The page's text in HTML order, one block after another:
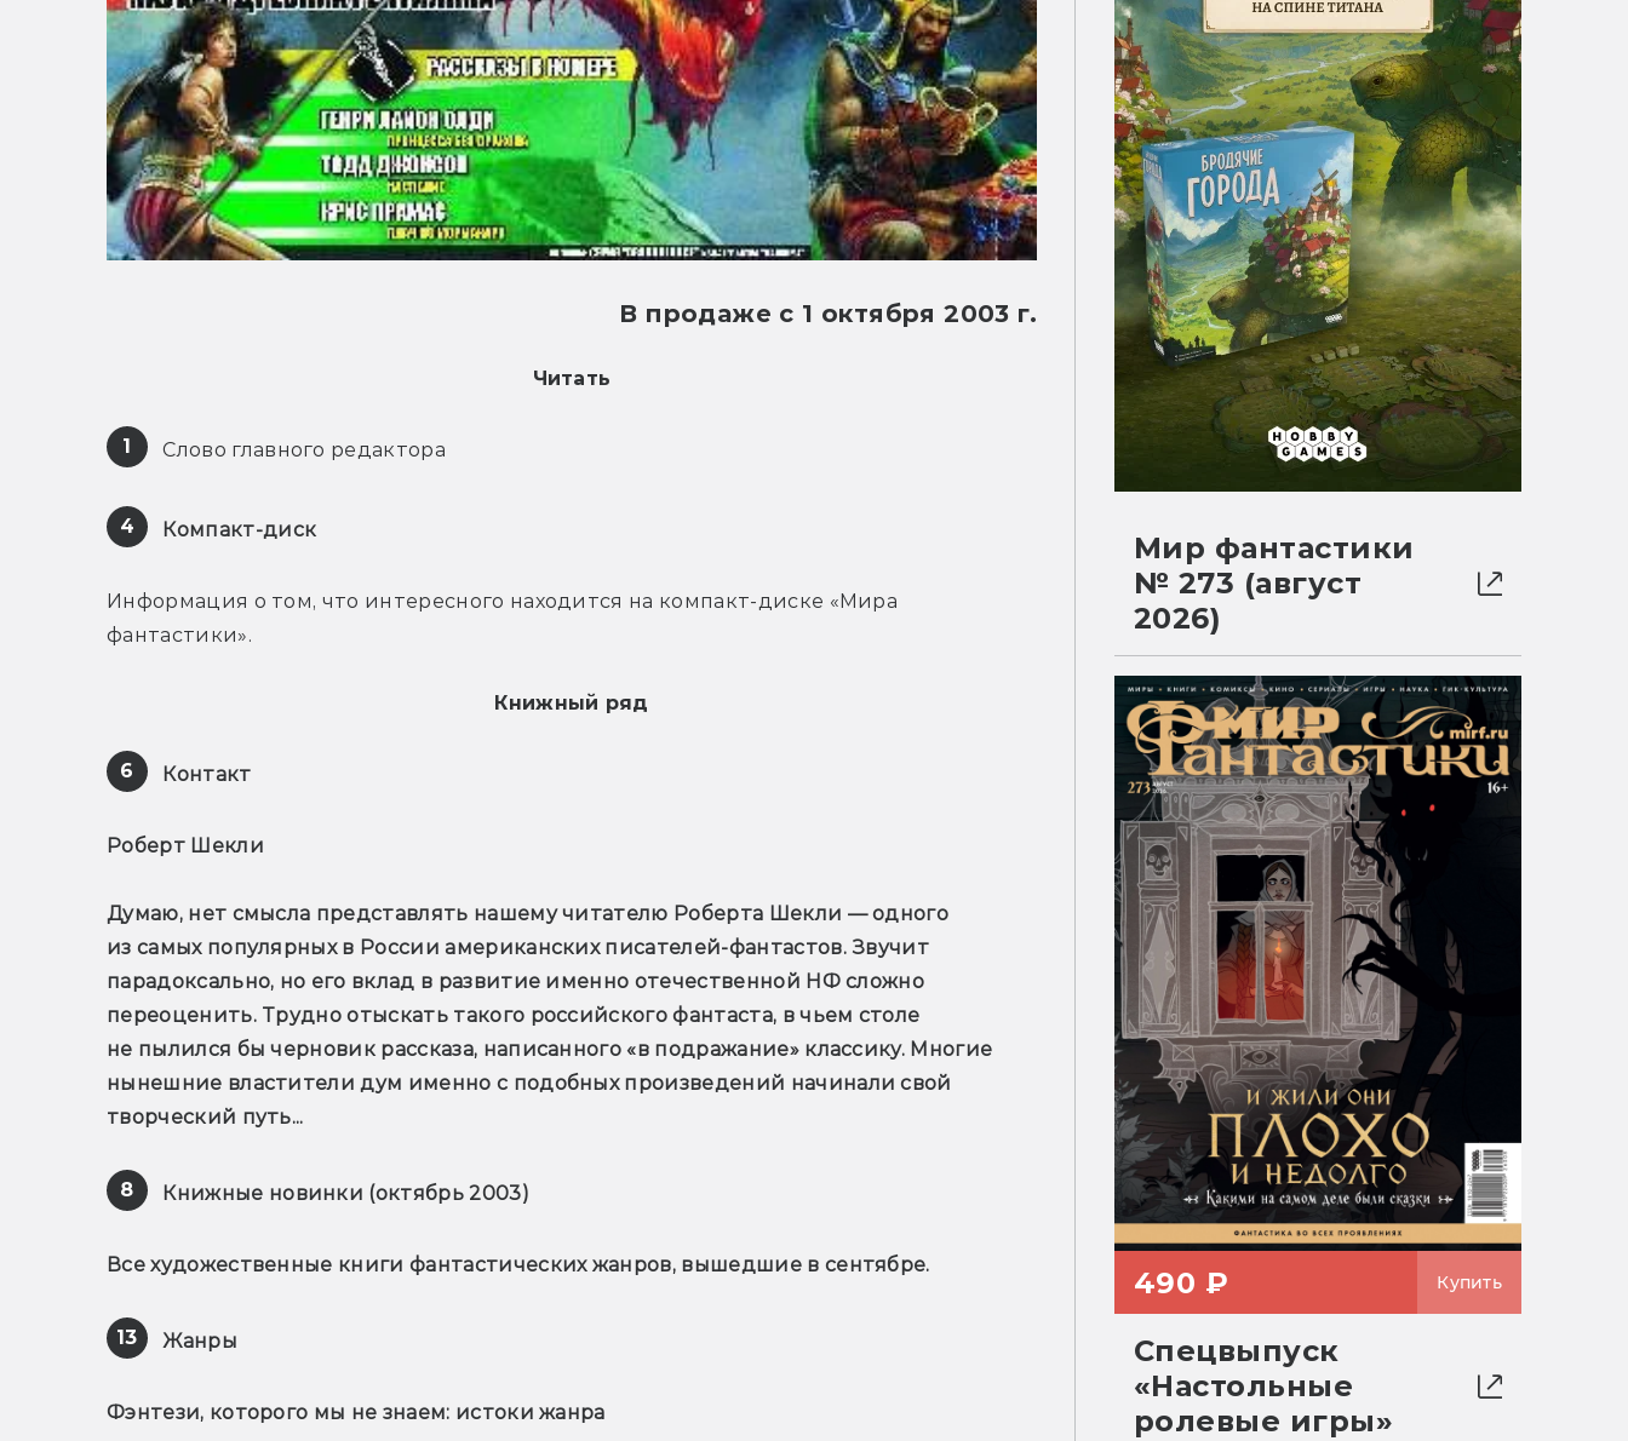
В продаже с 1 октября 2003 г.
Читать
1 Слово главного редактора
4 Компакт-диск
Информация о том, что интересного находится на компакт-диске «Мира
фантастики».
Книжный ряд
6 Контакт
Роберт Шекли
Думаю, нет смысла представлять нашему читателю Роберта Шекли — одного
из самых популярных в России американских писателей-фантастов. Звучит
парадоксально, но его вклад в развитие именно отечественной НФ сложно
переоценить. Трудно отыскать такого российского фантаста, в чьем столе
не пылился бы черновик рассказа, написанного «в подражание» классику. Многие
нынешние властители дум именно с подобных произведений начинали свой
творческий путь...
8 Книжные новинки (октябрь 2003)
Все художественные книги фантастических жанров, вышедшие в сентябре.
13 Жанры
Фэнтези, которого мы не знаем: истоки жанра
Мир фантастики
№ 273 (август
2026)
490 ₽ Купить
Спецвыпуск
«Настольные
ролевые игры»